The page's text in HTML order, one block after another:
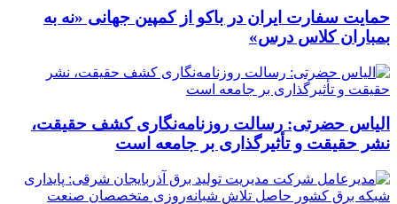
حمایت سفارت ایران در باکو از کمپین جهانی «نه به
بمباران کلاس درس»
الیاس حضرتی: رسالت روزنامه‌نگاری کشف حقیقت،
نشر حقیقت و تأثیرگذاری بر جامعه است